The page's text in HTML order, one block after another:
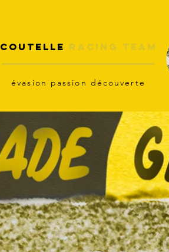
coutelle racing team
évasion passion découverte